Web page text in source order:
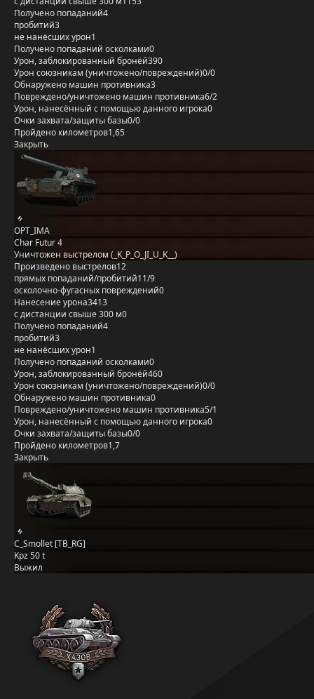
Получено попаданий4
пробитий3
не нанёсших урон1
Получено попаданий осколками0
Урон, заблокированный бронёй390
Урон союзникам (уничтожено/повреждений)0/0
Обнаружено машин противника3
Повреждено/уничтожено машин противника6/2
Урон, нанесённый с помощью данного игрока0
Очки захвата/защиты базы0/0
Пройдено километров1,65
Закрыть
OPT_IMA
Char Futur 4
Уничтожен выстрелом (_K_P_O_JI_U_K__)
Произведено выстрелов12
прямых попаданий/пробитий11/9
осколочно-фугасных повреждений0
Нанесение урона3413
с дистанции свыше 300 м0
Получено попаданий4
пробитий3
не нанёсших урон1
Получено попаданий осколками0
Урон, заблокированный бронёй460
Урон союзникам (уничтожено/повреждений)0/0
Обнаружено машин противника0
Повреждено/уничтожено машин противника5/1
Урон, нанесённый с помощью данного игрока0
Очки захвата/защиты базы0/0
Пройдено километров1,7
Закрыть
C_Smollet [TB_RG]
Kpz 50 t
Выжил